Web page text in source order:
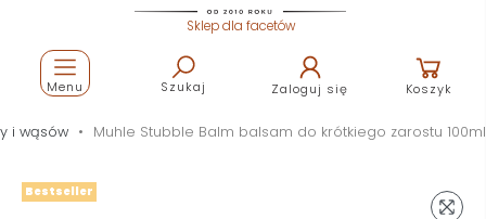
Sklep dla facetów
Szukaj Zaloguj się Koszyk
Menu
i wąsów Muhle Stubble Balm balsam do krótkiego zarostu 100ml
Bestseller